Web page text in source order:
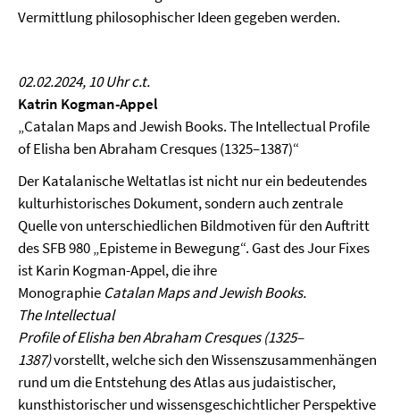
Vermittlung philosophischer Ideen gegeben werden.
02.02.2024, 10 Uhr c.t.
Katrin Kogman-Appel
„Catalan Maps and Jewish Books. The Intellectual Profile
of Elisha ben Abraham Cresques (1325–1387)“
Der Katalanische Weltatlas ist nicht nur ein bedeutendes
kulturhistorisches Dokument, sondern auch zentrale
Quelle von unterschiedlichen Bildmotiven für den Auftritt
des SFB 980 „Episteme in Bewegung“. Gast des Jour Fixes
ist Karin Kogman-Appel, die ihre
Monographie Catalan Maps and Jewish Books.
The Intellectual
Profile of Elisha ben Abraham Cresques (1325–
1387)vorstellt, welche sich den Wissenszusammenhängen
rund um die Entstehung des Atlas aus judaistischer,
kunsthistorischer und wissensgeschichtlicher Perspektive